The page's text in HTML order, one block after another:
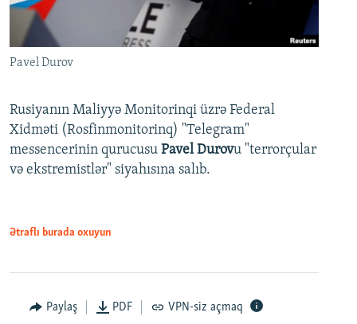
Pavel Durov
Rusiyanın Maliyyə Monitorinqi üzrə Federal
Xidməti (Rosfinmonitorinq) "Telegram"
messencerinin qurucusu Pavel Durovu "terrorçular
və ekstremistlər" siyahısına salıb.
Ətraflı burada oxuyun
Paylaş PDF VPN-siz açmaq